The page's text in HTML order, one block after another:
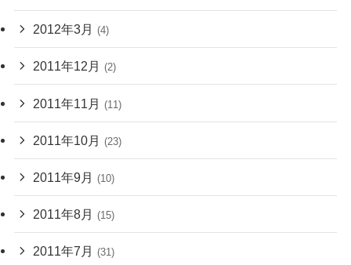
2012年3月 (4)
2011年12月 (2)
2011年11月 (11)
2011年10月 (23)
2011年9月 (10)
2011年8月 (15)
2011年7月 (31)